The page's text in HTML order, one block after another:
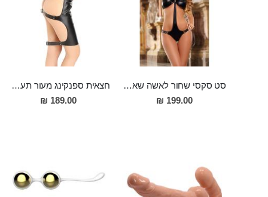
סט סקסי שחור לאשה שאוהבת לפתוח את הואגינה שלה לרווחה ואפילו להכניס אצבע או שתיים לישבן כאשר הפרטנר צופה, חזיה פתוחה ותחתונים מעור פתוחים באזור הרקטום והנרתיק לפישוק עצמי רחב של הלחיים על מנת לחשוף את פי הטבעת והנרתיק והדגדגן, להתגאות בהם, לעיני הפרטנר
199.00 ₪
חצאית ספנקינג מעור תעשיתי פתוחה מאחורה, 48 ס"מ אורך "LOKI"
189.00 ₪